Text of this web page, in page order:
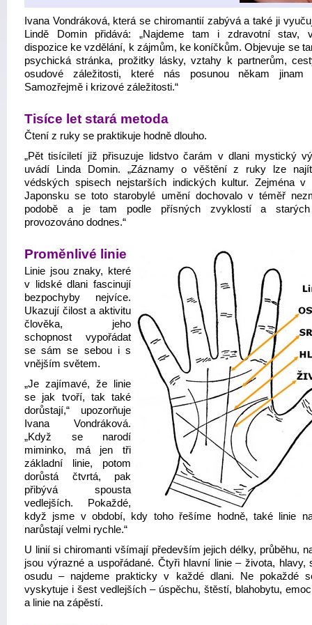
Ivana Vondráková, která se chiromantií zabývá a také ji
Lindě Domin přidává: „Najdeme tam i zdravotní stav,
dispozice ke vzdělání, k zájmům, ke koníčkům. Objevuje se
psychická stránka, prožitky lásky, vztahy k partnerům,
osudové záležitosti, které nás posunou někam
Samozřejmě i krizové záležitosti.“
Tisíce let stará metoda
Čtení z ruky se praktikuje hodně dlouho.
„Pět tisíciletí již přisuzuje lidstvo čarám v dlani mystický
uvádí Linda Domin. „Záznamy o věštění z ruky lze
védských spisech nejstarších indických kultur. Zejména v
Japonsku se toto starobylé umění dochovalo v téměř
podobě a je tam podle přísných zvyklostí a
provozováno dodnes.“
Proměnlivé linie
Linie jsou znaky, které
v lidské dlani fascinují
bezpochyby nejvíce.
Ukazují čilost a aktivitu
člověka, jeho
schopnost vypořádat
se sám se sebou i s
vnějším světem.
„Je zajímavé, že linie
se jak tvoří, tak také
dorůstají,“ upozorňuje
Ivana Vondráková.
„Když se narodí
miminko, má jen tři
základní linie, potom
dorůstá čtvrtá, pak
přibývá spousta
vedlejších. Pokaždé,
když jsme v období, kdy toho řešíme hodně, také linie
narůstají velmi rychle.“
U linií si chiromanti všímají především jejich délky, průběhu,
jsou výrazné a uspořádané. Čtyři hlavní linie – života, hlavy,
osudu – najdeme prakticky v každé dlani. Ne pokaždé
vyskytuje i šest vedlejších – úspěchu, štěstí, blahobytu,
a linie na zápěstí.